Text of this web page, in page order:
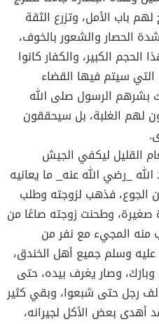
باب الأمل، وتزرع الثقة
الحصار والشعور بالخوف،
الكبير، والكفار كانوا
سيتم فيها القضاء
بشرهم الرسول صلى الله
لهم الغلبة، بل سيحققون
القليل ليكفي الجيش
_رضي الله عنه_ ما يعانيه
الجوع، فذهب لزوجته وطلب
صغيرة، وطحنت زوجته صاعًا من
منه المجيء مع نفر من
وسلم جميع أهل الخندق،
وصار يغرف بيده، حتى
رجل حتى شبعوا، وبقي كثير
أهدى بعض الأكل لجيرانه،